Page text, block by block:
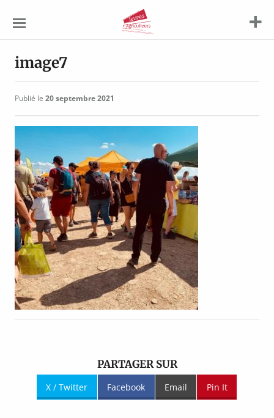
Agriculteurs
image7
Publié le 20 septembre 2021
PARTAGER SUR
X / Twitter Facebook Email Pin It